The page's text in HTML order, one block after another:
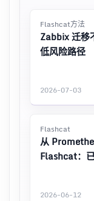
Flashcat方法
Zabbix 迁移
低风险路径
2026-07-03
Flashcat
从
Flashcat：
2026-06-12